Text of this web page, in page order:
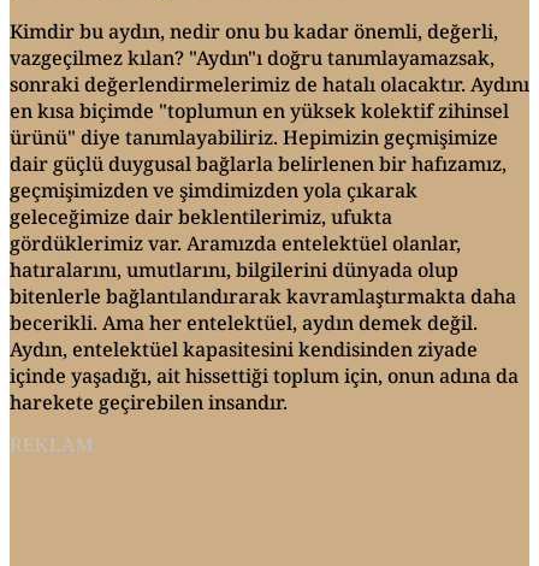
Kimdir bu aydın, nedir onu bu kadar önemli, değerli,
vazgeçilmez kılan? "Aydın"ı doğru tanımlayamazsak,
sonraki değerlendirmelerimiz de hatalı olacaktır. Aydını
en kısa biçimde "toplumun en yüksek kolektif zihinsel
ürünü" diye tanımlayabiliriz. Hepimizin geçmişimize
dair güçlü duygusal bağlarla belirlenen bir hafızamız,
geçmişimizden ve şimdimizden yola çıkarak
geleceğimize dair beklentilerimiz, ufukta
gördüklerimiz var. Aramızda entelektüel olanlar,
hatıralarını, umutlarını, bilgilerini dünyada olup
bitenlerle bağlantılandırarak kavramlaştırmakta daha
becerikli. Ama her entelektüel, aydın demek değil.
Aydın, entelektüel kapasitesini kendisinden ziyade
içinde yaşadığı, ait hissettiği toplum için, onun adına da
harekete geçirebilen insandır.
REKLAM